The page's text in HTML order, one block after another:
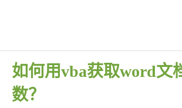
如何用vba获取word文
数？